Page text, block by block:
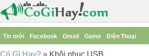
Tin mới Facebook Gmail Game Điện Thoại
Có Gì Hay? » Khôi phục USB